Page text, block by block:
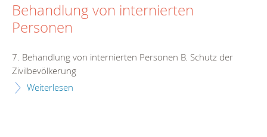
Behandlung von internierten
Personen
7. Behandlung von internierten Personen B. Schutz der
Zivilbevölkerung
Weiterlesen